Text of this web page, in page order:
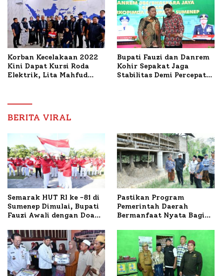
Korban Kecelakaan 2022
Kini Dapat Kursi Roda
Elektrik, Lita Mahfud
Nabil
Bupati Fauzi dan Danrem
Kohir Sepakat Jaga
Stabilitas Demi Percepat
BERITA VIRAL
Semarak HUT RI ke -81 di
Sumenep Dimulai, Bupati
Fauzi Awali dengan Doa
Terbakar
Pastikan Program
Pemerintah Daerah
Bermanfaat Nyata Bagi
Sumenep Tinjau Langsung
Budidaya Lele dan Ayam
Petelur di Desa Bataal
Timur